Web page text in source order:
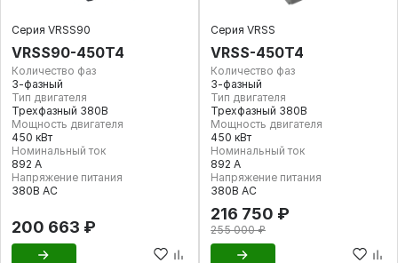
Серия VRSS90
VRSS90-450T4
Количество фаз
3-фазный
Тип двигателя
Трехфазный 380В
Мощность двигателя
450 кВт
Номинальный ток
892 А
Напряжение питания
380В AC
200 663 ₽
Серия VRSS
VRSS-450T4
Количество фаз
3-фазный
Тип двигателя
Трехфазный 380В
Мощность двигателя
450 кВт
Номинальный ток
892 А
Напряжение питания
380В AC
216 750 ₽
255 000 ₽